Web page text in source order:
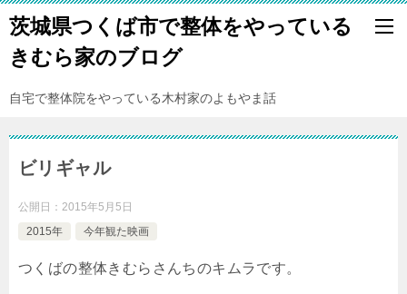
茨城県つくば市で整体をやっている
きむら家のブログ
自宅で整体院をやっている木村家のよもやま話
ビリギャル
公開日： 2015年5月5日
2015年
今年観た映画
つくばの整体きむらさんちのキムラです。